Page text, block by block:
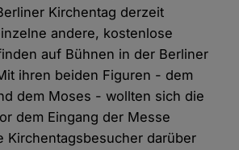
Kirchentag derzeit
andere, kostenlose
auf Bühnen in der Berliner
ihren beiden Figuren - dem
dem Moses - wollten sich die
dem Eingang der Messe
Kirchentagsbesucher darüber